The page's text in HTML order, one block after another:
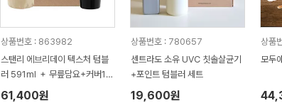
상품번호 : 863982
스탠리 에브리데이 텍스처 텀블
러 591ml ＋ 무릎담요+커버1P
세트
61,400원
상품번호 : 780657
센트라도 소유 UVC 칫솔살균기
+포인트 텀블러 세트
19,600원
상품
모두